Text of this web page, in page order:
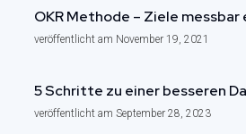
OKR Methode – Ziele messbar
veröffentlicht am November 19, 2021
5 Schritte zu einer besseren
veröffentlicht am September 28, 2023